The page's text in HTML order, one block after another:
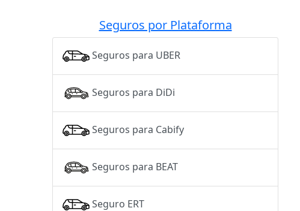
Seguros por Plataforma
Seguros para UBER
Seguros para DiDi
Seguros para Cabify
Seguros para BEAT
Seguro ERT